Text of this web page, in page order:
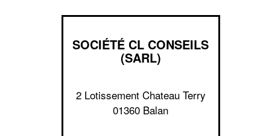
SOCIÉTÉ CL CONSEILS
(SARL)
2 Lotissement Chateau Terry
01360 Balan